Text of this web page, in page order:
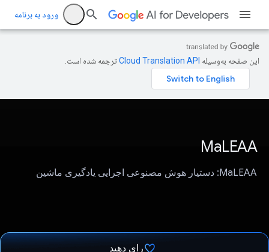
ورود به برنامه
این صفحه به‌وسیله ترجمه شده است.
MaLEAA
MaLEAA: دستیار هوش مصنوعی اجرایی یادگیری ماشین
رای دهید